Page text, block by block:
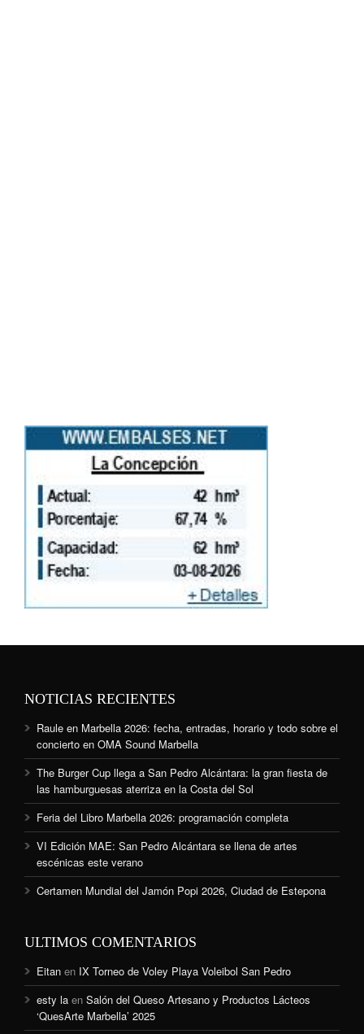
NOTICIAS RECIENTES
Raule en Marbella 2026: fecha, entradas, horario y todo sobre el
concierto en OMA Sound Marbella
The Burger Cup llega a San Pedro Alcántara: la gran fiesta de
las hamburguesas aterriza en la Costa del Sol
Feria del Libro Marbella 2026: programación completa
VI Edición MAE: San Pedro Alcántara se llena de artes
escénicas este verano
Certamen Mundial del Jamón Popi 2026, Ciudad de Estepona
ULTIMOS COMENTARIOS
Eitan en IX Torneo de Voley Playa Voleibol San Pedro
esty la en Salón del Queso Artesano y Productos Lácteos
‘QuesArte Marbella’ 2025